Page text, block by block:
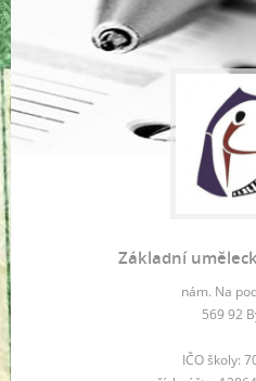
Základní
nám. Na
569 92
IČO školy: